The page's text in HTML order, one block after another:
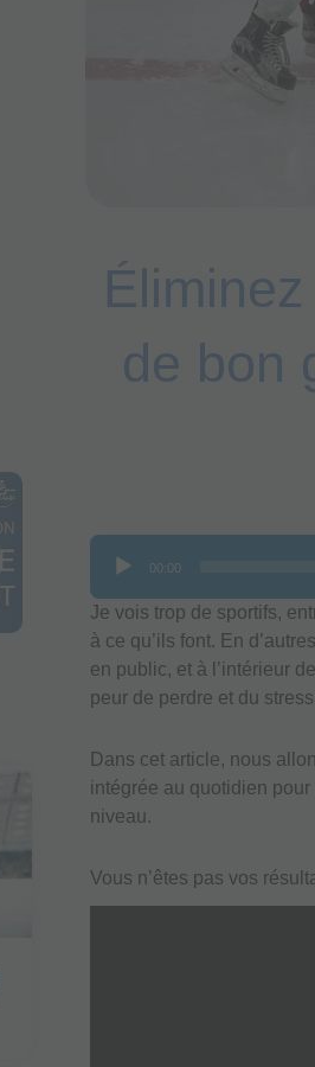
de bon
Lecteur
audio
00:00
Je vois trop de sportifs,
à ce qu’ils font. En
en public, et à l’intérieur
peur de perdre et du
Dans cet article, nous
intégrée au quotidien
niveau.
Vous n’êtes pas vos